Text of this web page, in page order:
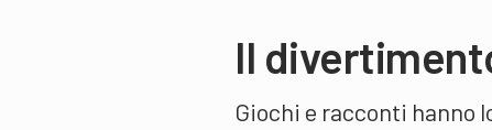
Il
Giochi e racconti hanno